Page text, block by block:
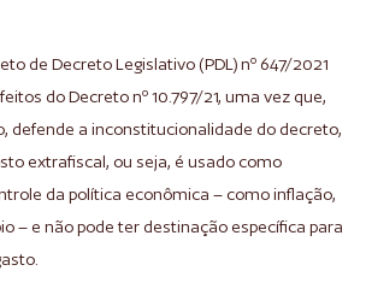
de Decreto Legislativo (PDL) nº 647/2021
do Decreto nº 10.797/21, uma vez que,
defende a inconstitucionalidade do decreto,
extrafiscal, ou seja, é usado como
da política econômica – como inflação,
– e não pode ter destinação específica para